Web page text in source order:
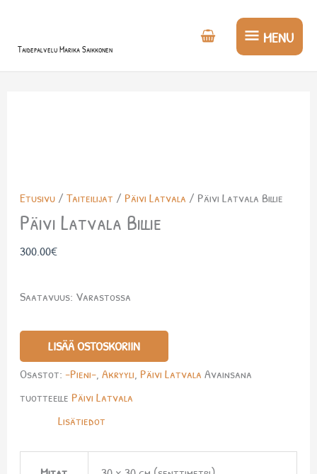
Taidepalvelu Marika Saikkonen
MENU
MENU
Etusivu/ Taiteilijat / Päivi Latvala / Päivi Latvala Billie
Päivi Latvala Billie
300.00€
Saatavuus: Varastossa
LISÄÄ OSTOSKORIIN
Osastot: -Pieni-, Akryyli, Päivi Latvala Avainsana
tuotteelle Päivi Latvala
Lisätiedot